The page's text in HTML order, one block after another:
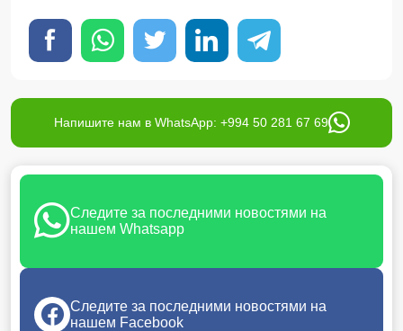
Напишите нам в WhatsApp: +994 50 281 67 69
Следите за последними новостями на
нашем Whatsapp
Следите за последними новостями на
нашем Facebook